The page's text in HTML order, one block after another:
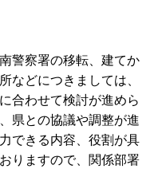
察署の移転、建てか
などにつきましては、
合わせて検討が進めら
県との協議や調整が進
できる内容、役割が具
りますので、関係部署